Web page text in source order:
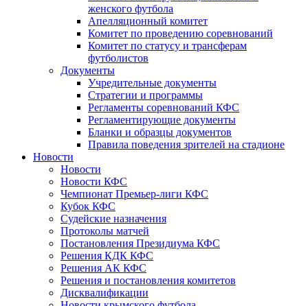
женского футбола
Апелляционный комитет
Комитет по проведению соревнований
Комитет по статусу и трансферам
футболистов
Документы
Учредительные документы
Стратегии и программы
Регламенты соревнований КФС
Регламентирующие документы
Бланки и образцы документов
Правила поведения зрителей на стадионе
Новости
Новости
Новости КФС
Чемпионат Премьер-лиги КФС
Кубок КФС
Судейские назначения
Протоколы матчей
Постановления Президиума КФС
Решения КДК КФС
Решения АК КФС
Решения и постановления комитетов
Дисквалификации